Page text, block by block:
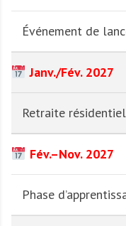
Événement de
Janv./Fév. 2027
Retraite
Fév.–Nov. 2027
Phase